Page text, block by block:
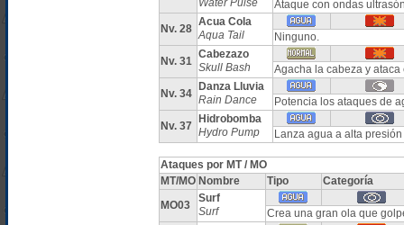
Water Pulse
Ataque con ondas
Nv. 28
Acua Cola
Aqua Tail
Ninguno.
Nv. 31
Cabezazo
Skull Bash
Agacha la cabeza y
Nv. 34
Danza Lluvia
Rain Dance
Potencia los ataques de
Nv. 37
Hidrobomba
Hydro Pump
Lanza agua a alta
Ataques por MT / MO
MT/MO Nombre Tipo
Categoría
MO03
Surf
Surf
Crea una gran ola que